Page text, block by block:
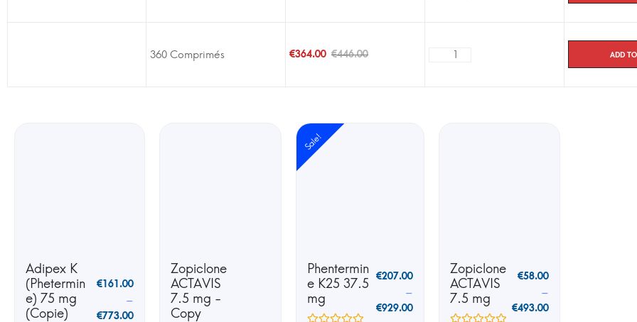
360 Comprimés €446.00
€364.00 Add
Adipex K
(Phetermin
e) 75 mg
(Copie)
€161.00
–
€773.00
Zopiclone
ACTAVIS
7.5 mg -
Copy
Sale!
Phentermin
e K25 37.5
mg
€207.00
–
€929.00
Zopiclone
ACTAVIS
7.5 mg
€58.00
–
€493.00